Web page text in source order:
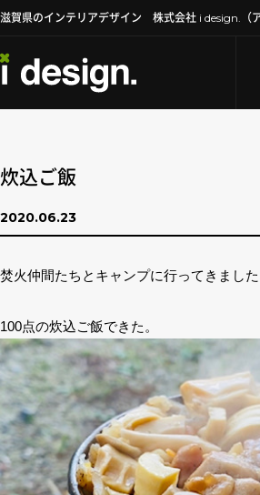
滋賀県のインテリアデザイン 株式会社 i design.（ア
炊込ご飯
2020.06.23
焚火仲間たちとキャンプに行ってきました
100点の炊込ご飯できた。